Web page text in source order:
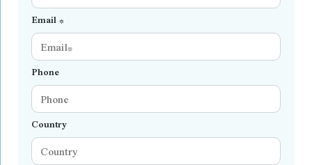
Email *
Phone
Country